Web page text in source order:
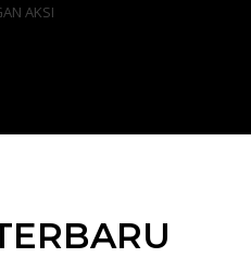
AKSI